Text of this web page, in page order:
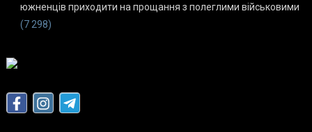
южненців приходити на прощання з полеглими військовими
(7 298)